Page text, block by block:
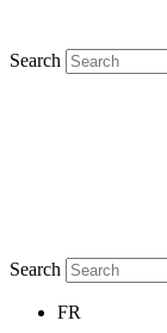
Search
Search
FR